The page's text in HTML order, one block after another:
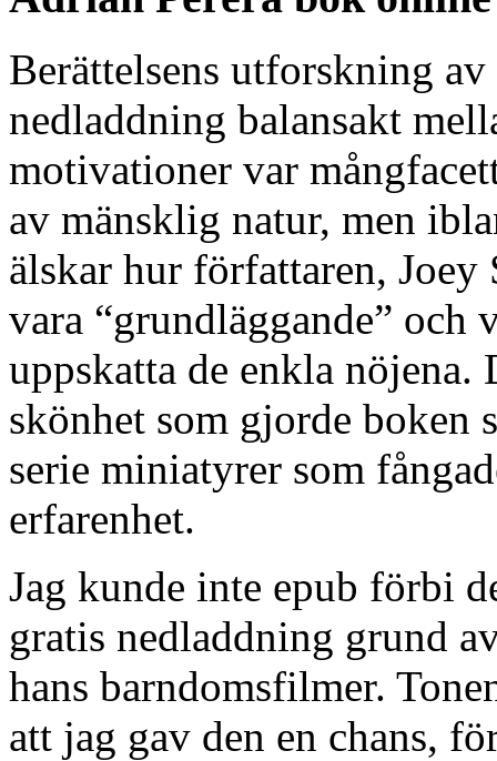
Berättelsens utforskning
nedladdning balansakt
motivationer var
av mänsklig natur, men
älskar hur författaren,
vara “grundläggande” och
uppskatta de enkla nöjena.
skönhet som gjorde boken
serie miniatyrer som
erfarenhet.
Jag kunde inte epub förbi
gratis nedladdning grund
hans barndomsfilmer.
att jag gav den en chans,